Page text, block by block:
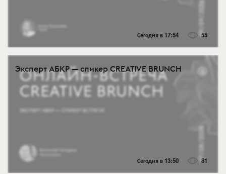
Сегодня в 17:54 55
Эксперт АБКР — спикер CREATIVE BRUNCH
Сегодня в 13:50 81